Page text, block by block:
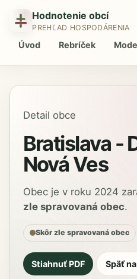
Hodnotenie obcí
PREHĽAD HOSPODÁRENIA
Úvod Rebríček
Detail obce
Bratislava -
Nová Ves
Obec je v roku 2024
zle spravovaná obec.
Skôr zle spravovaná obec
Stiahnuť PDF Späť